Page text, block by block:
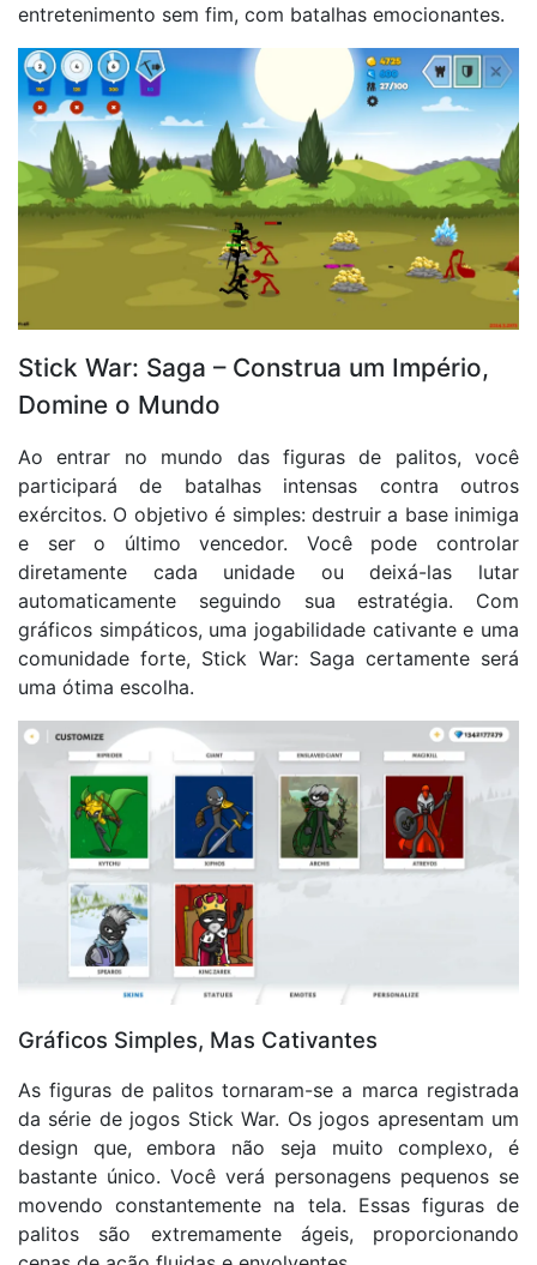
entretenimento sem fim, com batalhas emocionantes.
Stick War: Saga – Construa um Império,
Domine o Mundo
Ao entrar no mundo das figuras de palitos, você
participará de batalhas intensas contra outros
exércitos. O objetivo é simples: destruir a base inimiga
e ser o último vencedor. Você pode controlar
diretamente cada unidade ou deixá-las lutar
automaticamente seguindo sua estratégia. Com
gráficos simpáticos, uma jogabilidade cativante e uma
comunidade forte, Stick War: Saga certamente será
uma ótima escolha.
Gráficos Simples, Mas Cativantes
As figuras de palitos tornaram-se a marca registrada
da série de jogos Stick War. Os jogos apresentam um
design que, embora não seja muito complexo, é
bastante único. Você verá personagens pequenos se
movendo constantemente na tela. Essas figuras de
palitos são extremamente ágeis, proporcionando